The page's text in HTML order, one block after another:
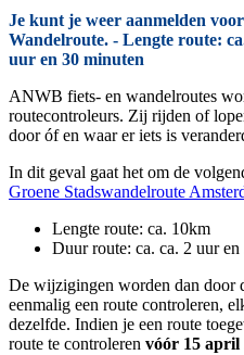
Je kunt je weer aanmelden
Wandelroute. - Lengte route:
uur en 30 minuten
ANWB fiets- en wandelroutes
routecontroleurs. Zij rijden of
door óf en waar er iets is
In dit geval gaat het om de
Groene Stadswandelroute
Lengte route: ca. 10km
Duur route: ca. ca. 2 uur
De wijzigingen worden dan door
eenmalig een route controleren,
dezelfde. Indien je een route
route te controleren vóór 15 april